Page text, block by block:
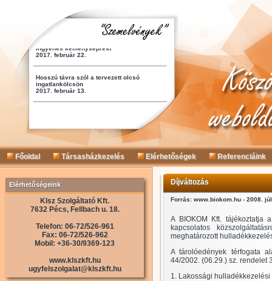
Főoldal Társasházkezelés Elérhetőségek Referenciáink
Elérhetőségeink
Klsz Szolgáltató Kft.
7632 Pécs, Fellbach u. 18.
Telefon: 06-72/526-961
Fax: 06-72/526-962
Mobil: +36-30/9369-123
www.klszkft.hu
ugyfelszolgalat@klszkft.hu
Díjváltozás
Forrás: www.biokom.hu - 2008.
A BIOKOM Kft. tájékoztatja
kapcsolatos
meghatározott
A tárolóedények térfogata
44/2002. (06.29.) sz. rendelet
1. Lakossági